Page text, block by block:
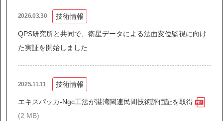
ニュース
お問い合わせ
採用情報
2026.03.30 技術情報
QPS研究所と共同で、衛星データによる法面変位監視に向け
た実証を開始しました
2025.11.11 技術情報
エキスパッカ-Ngc工法が港湾関連民間技術評価証を取得
(2 MB)